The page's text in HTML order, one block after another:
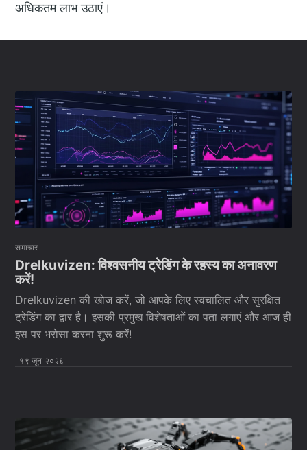
अधिकतम लाभ उठाएं।
समाचार
Drelkuvizen: विश्वसनीय ट्रेडिंग के रहस्य का अनावरण
करें!
Drelkuvizen की खोज करें, जो आपके लिए स्वचालित और सुरक्षित
ट्रेडिंग का द्वार है। इसकी प्रमुख विशेषताओं का पता लगाएं और आज ही
इस पर भरोसा करना शुरू करें!
१९ जून २०२६